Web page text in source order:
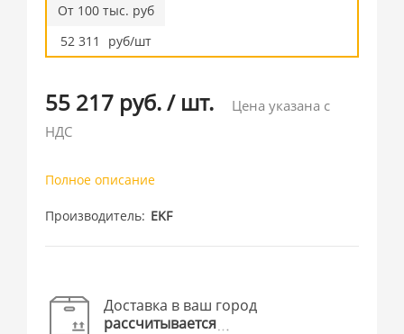
От 100 тыс. руб
52 311
руб/шт
55 217 руб./ шт.
Цена указана с
НДС
Полное описание
Производитель EKF
Доставка в ваш город
рассчитывается